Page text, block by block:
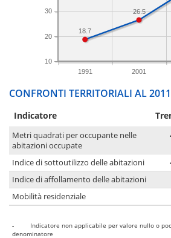
1991 2001
10
20
30 26.5
18.7
CONFRONTI TERRITORIALI AL 2011
Indicatore
Metri quadrati per occupante nelle
abitazioni occupate
Indice di sottoutilizzo delle abitazioni
Indice di affollamento delle abitazioni
Mobilità residenziale
-
Indicatore non applicabile per valore nullo o
denominatore